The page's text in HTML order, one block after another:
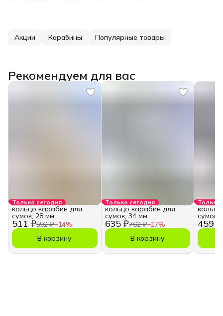
Акции Карабины Популярные товары
Рекомендуем для вас
Только сегодня
511 ₽592 ₽−14%
кольцо карабин для
сумок, 28 мм.
В корзину
Только сегодня
635 ₽762 ₽−17%
кольцо карабин для
сумок, 34 мм.
В корзину
Только
459 ₽
сумок,